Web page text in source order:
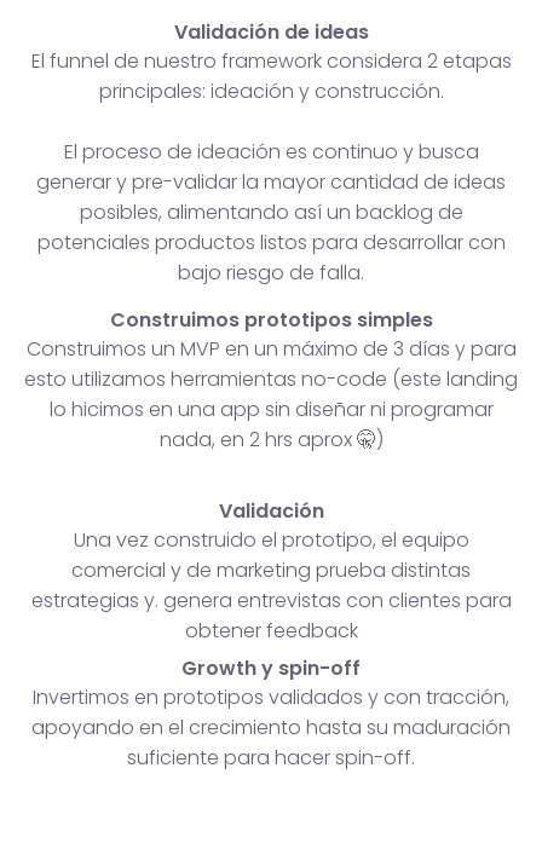
Validación de ideas
El funnel de nuestro framework considera 2 etapas
principales: ideación y construcción.
El proceso de ideación es continuo y busca
generar y pre-validar la mayor cantidad de ideas
posibles, alimentando así un backlog de
potenciales productos listos para desarrollar con
bajo riesgo de falla.
Construimos prototipos simples
Construimos un MVP en un máximo de 3 días y para
esto utilizamos herramientas no-code (este landing
lo hicimos en una app sin diseñar ni programar
nada, en 2 hrs aprox 🤫)
Validación
Una vez construido el prototipo, el equipo
comercial y de marketing prueba distintas
estrategias y. genera entrevistas con clientes para
obtener feedback
Growth y spin-off
Invertimos en prototipos validados y con tracción,
apoyando en el crecimiento hasta su maduración
suficiente para hacer spin-off.